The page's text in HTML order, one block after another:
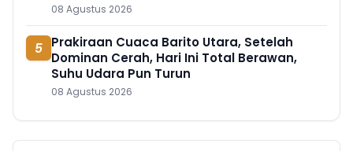
08 Agustus 2026
5 Prakiraan Cuaca Barito Utara, Setelah
Dominan Cerah, Hari Ini Total Berawan,
Suhu Udara Pun Turun
08 Agustus 2026